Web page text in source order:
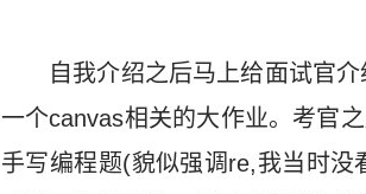
自我介绍之后马上给面试官
一个canvas相关的大作业。考官
手写编程题(貌似强调re,我当时